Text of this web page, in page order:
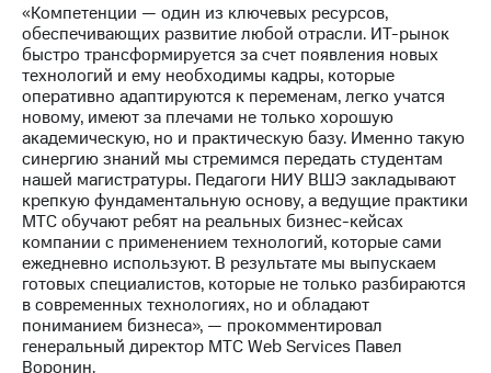
акций
Дивиденды
Рынок
облигаций
Описание
Еврооблигации-2023
Уведомление
о
погашении
именных
облигаций
Другое
Регистратор
Реквизиты
Контакты
«Компетенции — один из ключевых ресурсов,
обеспечивающих развитие любой отрасли. ИТ-рынок
быстро трансформируется за счет появления новых
технологий и ему необходимы кадры, которые
оперативно адаптируются к переменам, легко учатся
новому, имеют за плечами не только хорошую
академическую, но и практическую базу. Именно такую
синергию знаний мы стремимся передать студентам
нашей магистратуры. Педагоги НИУ ВШЭ закладывают
крепкую фундаментальную основу, а ведущие практики
МТС обучают ребят на реальных бизнес-кейсах
компании с применением технологий, которые сами
ежедневно используют. В результате мы выпускаем
готовых специалистов, которые не только разбираются
в современных технологиях, но и обладают
пониманием бизнеса», — прокомментировал
генеральный директор МТС Web Services Павел
Воронин.